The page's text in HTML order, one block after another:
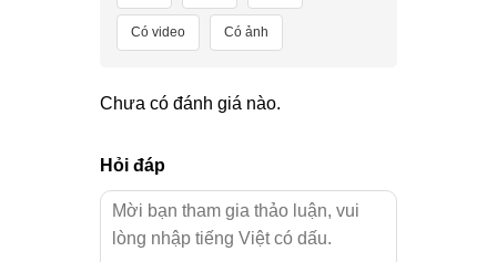
Có video Có ảnh
Chưa có đánh giá nào.
Hỏi đáp